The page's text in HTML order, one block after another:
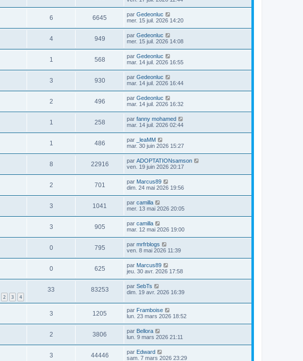
6 6645 par Gedeonluc
mer. 15 juil. 2026 14:20
4 949 par Gedeonluc
mer. 15 juil. 2026 14:08
1 568 par Gedeonluc
mar. 14 juil. 2026 16:55
3 930 par Gedeonluc
mar. 14 juil. 2026 16:44
2 496 par Gedeonluc
mar. 14 juil. 2026 16:32
1 258 par fanny mohamed
mar. 14 juil. 2026 02:44
1 486 par
_leaMM
mar. 30 juin 2026 15:27
8 22916 par ADOPTATIONsamson
ven. 19 juin 2026 20:17
2 701 par Marcus89
dim. 24 mai 2026 19:56
3 1041 par camilla
mer. 13 mai 2026 20:05
3 905 par camilla
mar. 12 mai 2026 19:00
0 795 par mrfrblogs
ven. 8 mai 2026 11:39
0 625 par Marcus89
jeu. 30 avr. 2026 17:58
2 3 4
33 83253 par SebTs
dim. 19 avr. 2026 16:39
3 1205 par Framboise
lun. 23 mars 2026 18:52
2 3806 par Bellora
lun. 9 mars 2026 21:11
3 44446 par Edward
sam. 7 mars 2026 23:29